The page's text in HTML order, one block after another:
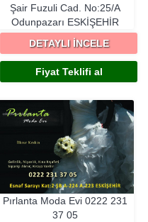
Şair Fuzuli Cad. No:25/A
Odunpazarı ESKIŞEHIR
DETAYLI İNCELE
Fiyat Teklifi al
Pırlanta Moda Evi 0222 231
37 05